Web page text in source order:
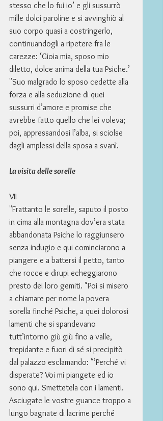
stesso che lo fui io’ e gli sussurrò
mille dolci paroline e si avvinghiò al
suo corpo quasi a costringerlo,
continuandogli a ripetere fra le
carezze: ‘Gioia mia, sposo mio
diletto, dolce anima della tua Psiche.’
"Suo malgrado lo sposo cedette alla
forza e alla seduzione di quei
sussurri d’amore e promise che
avrebbe fatto quello che lei voleva;
poi, appressandosi l’alba, si sciolse
dagli amplessi della sposa a svanì.
La visita delle sorelle
VII
"Frattanto le sorelle, saputo il posto
in cima alla montagna dov’era stata
abbandonata Psiche lo raggiunsero
senza indugio e qui cominciarono a
piangere e a battersi il petto, tanto
che rocce e dirupi echeggiarono
presto dei loro gemiti. "Poi si misero
a chiamare per nome la povera
sorella finché Psiche, a quei dolorosi
lamenti che si spandevano
tutt’intorno giù giù fino a valle,
trepidante e fuori di sé si precipitò
dal palazzo esclamando: "’Perché vi
disperate? Voi mi piangete ed io
sono qui. Smettetela con i lamenti.
Asciugate le vostre guance troppo a
lungo bagnate di lacrime perché